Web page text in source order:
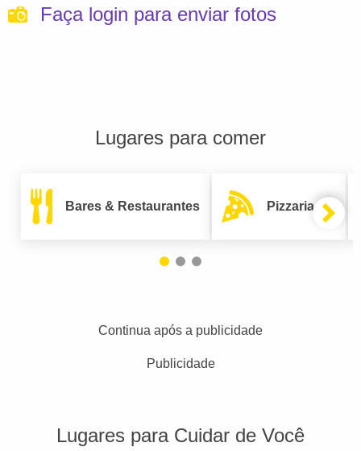
Faça login para enviar fotos
Lugares para comer
Bares & Restaurantes Pizzarias
Continua após a publicidade
Publicidade
Lugares para Cuidar de Você